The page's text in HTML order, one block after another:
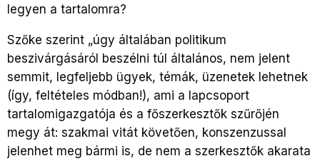
legyen a tartalomra?
Szőke szerint „úgy általában politikum
beszivárgásáról beszélni túl általános, nem jelent
semmit, legfeljebb ügyek, témák, üzenetek lehetnek
(így, feltételes módban!), ami a lapcsoport
tartalomigazgatója és a főszerkesztők szűrőjén
megy át: szakmai vitát követően, konszenzussal
jelenhet meg bármi is, de nem a szerkesztők akarata